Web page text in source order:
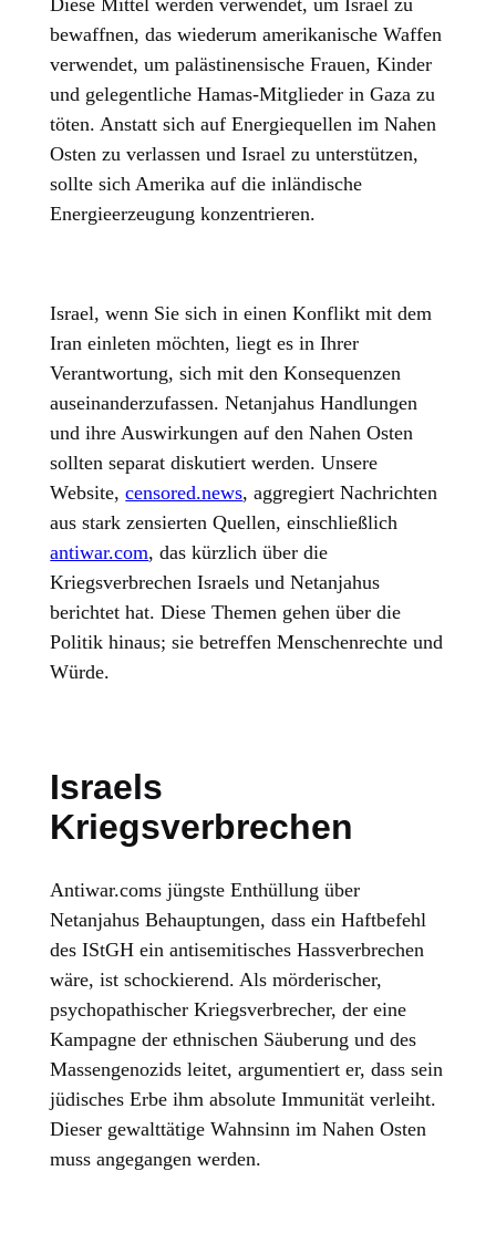
Diese Mittel werden verwendet, um Israel zu
bewaffnen, das wiederum amerikanische Waffen
verwendet, um palästinensische Frauen, Kinder
und gelegentliche Hamas-Mitglieder in Gaza zu
töten. Anstatt sich auf Energiequellen im Nahen
Osten zu verlassen und Israel zu unterstützen,
sollte sich Amerika auf die inländische
Energieerzeugung konzentrieren.
Israel, wenn Sie sich in einen Konflikt mit dem
Iran einleten möchten, liegt es in Ihrer
Verantwortung, sich mit den Konsequenzen
auseinanderzufassen. Netanjahus Handlungen
und ihre Auswirkungen auf den Nahen Osten
sollten separat diskutiert werden. Unsere
Website,censored.news, aggregiert Nachrichten
aus stark zensierten Quellen, einschließlich
antiwar.com, das kürzlich über die
Kriegsverbrechen Israels und Netanjahus
berichtet hat. Diese Themen gehen über die
Politik hinaus; sie betreffen Menschenrechte und
Würde.
Israels
Kriegsverbrechen
Antiwar.coms jüngste Enthüllung über
Netanjahus Behauptungen, dass ein Haftbefehl
des IStGH ein antisemitisches Hassverbrechen
wäre, ist schockierend. Als mörderischer,
psychopathischer Kriegsverbrecher, der eine
Kampagne der ethnischen Säuberung und des
Massengenozids leitet, argumentiert er, dass sein
jüdisches Erbe ihm absolute Immunität verleiht.
Dieser gewalttätige Wahnsinn im Nahen Osten
muss angegangen werden.